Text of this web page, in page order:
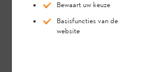
Nee, er kan aan elk product
STIHL Smart Connector
Bewaart uw keuze
Basisfuncties van de
website